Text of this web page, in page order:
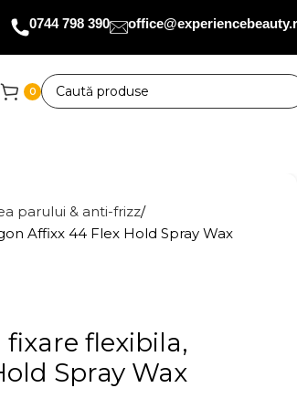
0744 798 390
0
parului & anti-frizz
Affixx 44 Flex Hold Spray Wax
fixare flexibila,
Spray Wax